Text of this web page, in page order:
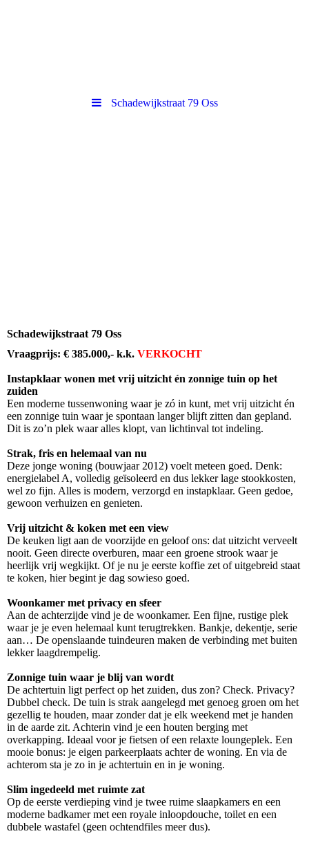
Schadewijkstraat 79 Oss
Schadewijkstraat 79 Oss
Vraagprijs: € 385.000,- k.k. VERKOCHT
Instapklaar wonen met vrij uitzicht én zonnige tuin op het
zuiden
Een moderne tussenwoning waar je zó in kunt, met vrij uitzicht én
een zonnige tuin waar je spontaan langer blijft zitten dan gepland.
Dit is zo’n plek waar alles klopt, van lichtinval tot indeling.
Strak, fris en helemaal van nu
Deze jonge woning (bouwjaar 2012) voelt meteen goed. Denk:
energielabel A, volledig geïsoleerd en dus lekker lage stookkosten,
wel zo fijn. Alles is modern, verzorgd en instapklaar. Geen gedoe,
gewoon verhuizen en genieten.
Vrij uitzicht & koken met een view
De keuken ligt aan de voorzijde en geloof ons: dat uitzicht verveelt
nooit. Geen directe overburen, maar een groene strook waar je
heerlijk vrij wegkijkt. Of je nu je eerste koffie zet of uitgebreid staat
te koken, hier begint je dag sowieso goed.
Woonkamer met privacy en sfeer
Aan de achterzijde vind je de woonkamer. Een fijne, rustige plek
waar je je even helemaal kunt terugtrekken. Bankje, dekentje, serie
aan… De openslaande tuindeuren maken de verbinding met buiten
lekker laagdrempelig.
Zonnige tuin waar je blij van wordt
De achtertuin ligt perfect op het zuiden, dus zon? Check. Privacy?
Dubbel check. De tuin is strak aangelegd met genoeg groen om het
gezellig te houden, maar zonder dat je elk weekend met je handen
in de aarde zit. Achterin vind je een houten berging met
overkapping. Ideaal voor je fietsen of een relaxte loungeplek. Een
mooie bonus: je eigen parkeerplaats achter de woning. En via de
achterom sta je zo in je achtertuin en in je woning.
Slim ingedeeld met ruimte zat
Op de eerste verdieping vind je twee ruime slaapkamers en een
moderne badkamer met een royale inloopdouche, toilet en een
dubbele wastafel (geen ochtendfiles meer dus).